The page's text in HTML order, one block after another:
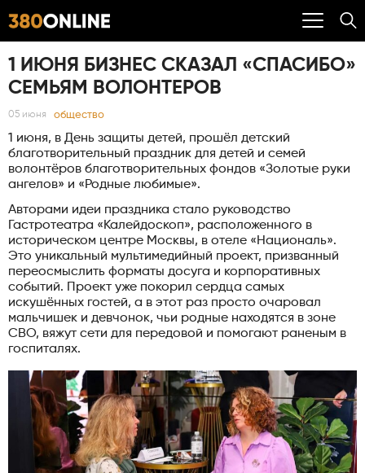
1 ИЮНЯ БИЗНЕС СКАЗАЛ «СПАСИБО»
СЕМЬЯМ ВОЛОНТЕРОВ
05 июня общество
1 июня, в День защиты детей, прошёл детский
благотворительный праздник для детей и семей
волонтёров благотворительных фондов «Золотые руки
ангелов» и «Родные любимые».
Авторами идеи праздника стало руководство
Гастротеатра «Калейдоскоп», расположенного в
историческом центре Москвы, в отеле «Националь».
Это уникальный мультимедийный проект, призванный
переосмыслить форматы досуга и корпоративных
событий. Проект уже покорил сердца самых
искушённых гостей, а в этот раз просто очаровал
мальчишек и девчонок, чьи родные находятся в зоне
СВО, вяжут сети для передовой и помогают раненым в
госпиталях.